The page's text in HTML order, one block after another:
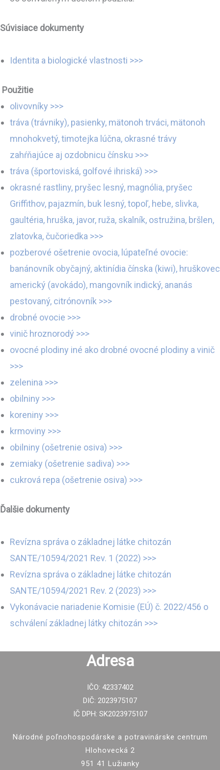
Súvisiace dokumenty
Identita a biologické vlastnosti >>>
Použitie
olivovníky >>>
tráva (trávniky), pasienky, mätonoh trváci, mätonoh
mnohokvetý, timotejka lúčna, okrasné trávy
zahŕňajúce aj ozdobnicu čínsku >>>
tráva (športoviská, golfové ihriská) >>>
okrasné rastliny, pryšec lesný, magnólia, pryšec
Griffithov, pajazmín, buk lesný, topoľ, hebe, slivka,
gaultéria, hruška, javor, ruža, skalník, ostružina, bršlen,
zlatovka, čučoriedka >>>
pozberové ošetrenie ovocia, lúpateľné ovocie:
banánovník obyčajný, aktinídia čínska (kiwi), hruškovec
americký (avokádo), mangovník indický, ananás
pestovaný, citrónovník >>>
drobné ovocie >>>
vinič hroznorodý >>>
ovocné plodiny iné ako drobné ovocné plodiny a vinič
>>>
zelenina >>>
obilniny >>>
koreniny >>>
krmoviny >>>
obilniny (ošetrenie osiva) >>>
zemiaky (ošetrenie sadiva) >>>
cukrová repa (ošetrenie osiva) >>>
Ďalšie dokumenty
Revízna správa o základnej látke chitozán
SANTE/10594/2021 Rev. 1 (2022) >>>
Revízna správa o základnej látke chitozán
SANTE/10594/2021 Rev. 2 (2023) >>>
Vykonávacie nariadenie Komisie (EÚ) č. 2022/456 o
schválení základnej látky chitozán >>>
Adresa
IČO: 42337402
DIČ: 2023975107
IČ DPH: SK2023975107
Národné poľnohospodárske a potravinárske centrum
Hlohovecká 2
951 41 Lužianky